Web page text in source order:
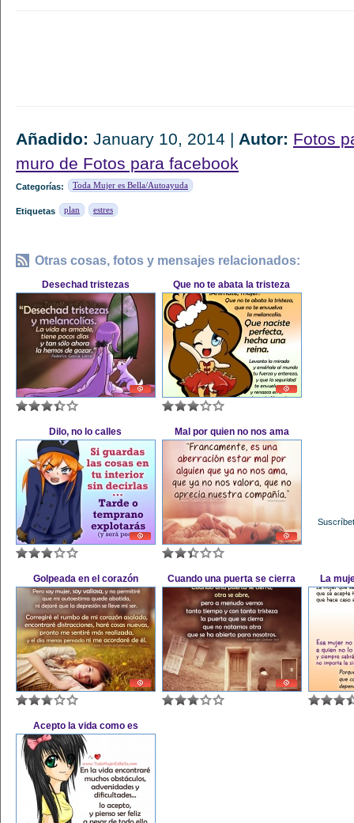
Añadido: January 10, 2014 | Autor: Fotos
muro de Fotos para facebook
Categorías: Toda Mujer es Bella/Autoayuda
Etiquetas plan estres
Otras cosas, fotos y mensajes relacionados:
Desechad tristezas Que no te abata la tristeza
Dilo, no lo calles Mal por quien no nos ama
Golpeada en el corazón Cuando una puerta se cierra La
Acepto la vida como es